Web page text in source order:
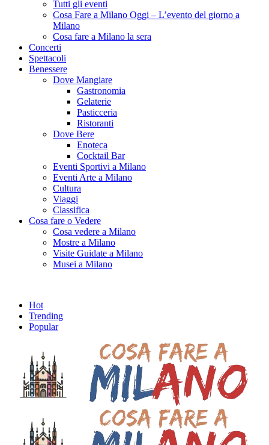
Tutti gli eventi
Cosa Fare a Milano Oggi – L’evento del giorno a
Milano
Cosa fare a Milano la sera
Concerti
Spettacoli
Benessere
Dove Mangiare
Gastronomia
Gelaterie
Pasticceria
Ristoranti
Dove Bere
Enoteca
Cocktail Bar
Eventi Sportivi a Milano
Eventi Arte a Milano
Cultura
Viaggi
Classifica
Cosa fare o Vedere
Cosa vedere a Milano
Mostre a Milano
Visite Guidate a Milano
Musei a Milano
Hot
Trending
Popular